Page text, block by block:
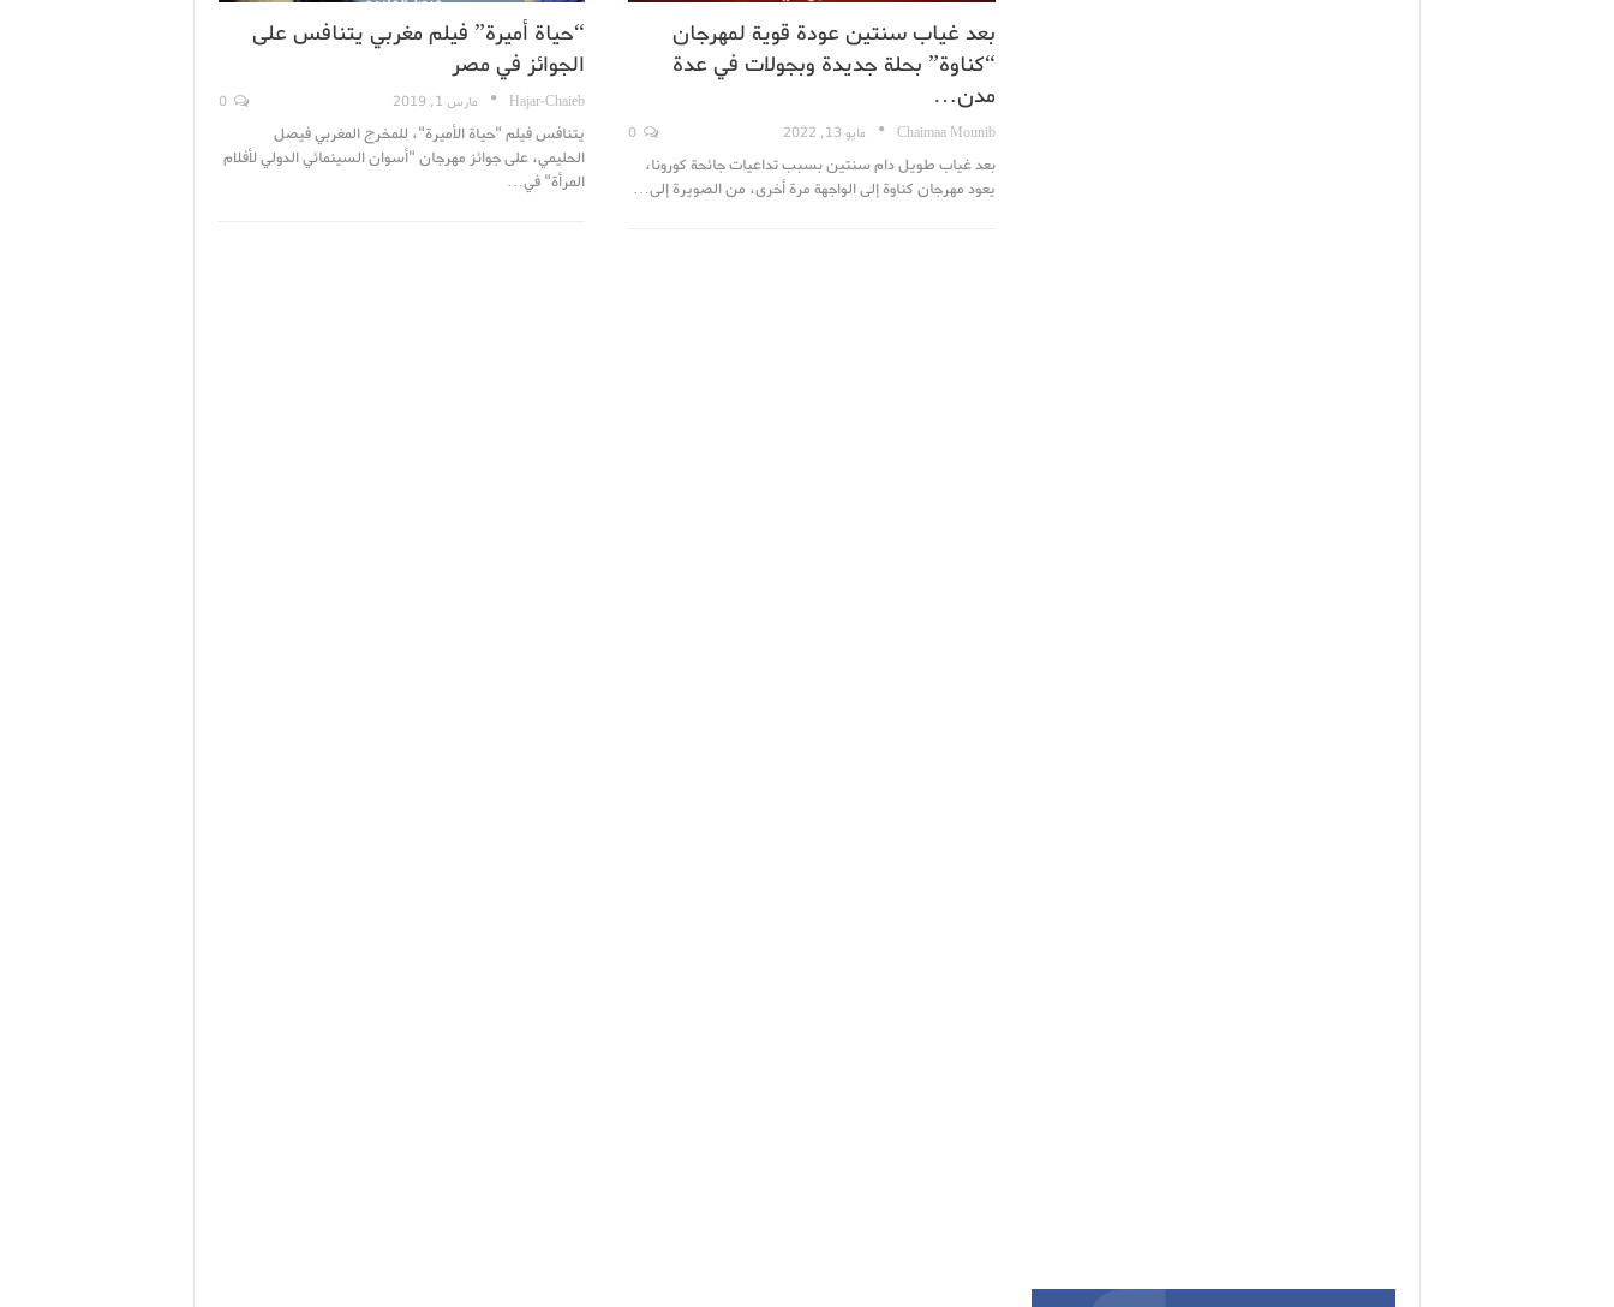
بعد غياب سنتين عودة قوية لمهرجان
“كناوة” بحلة جديدة وبجولات في عدة
مدن…
Chaimaa Mounib مايو 13, 2022
بعد غياب طويل دام سنتين بسبب تداعيات جائحة كورونا،
يعود مهرجان كناوة إلى الواجهة مرة أخرى، من الصويرة إلى…
“حياة أميرة” فيلم مغربي يتنافس على
الجوائز في مصر
Hajar-Chaieb مارس 1, 2019
يتنافس فيلم "حياة الأميرة"، للمخرج المغربي فيصل
الحليمي، على جوائز مهرجان "أسوان السينمائي الدولي لأفلام
المرأة" في…